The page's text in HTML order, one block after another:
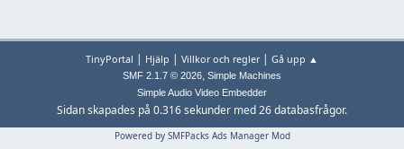
TinyPortal | Hjälp | Villkor och regler| Gå upp ▲
SMF 2.1.7 © 2026, Simple Machines
Simple Audio Video Embedder
Sidan skapades på 0.316 sekunder med 26 databasfrågor.
Powered by SMFPacks Ads Manager Mod